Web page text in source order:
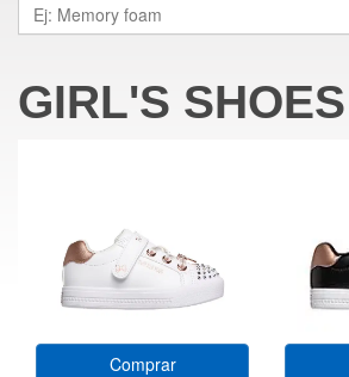
GIRL'S SHOES
Comprar